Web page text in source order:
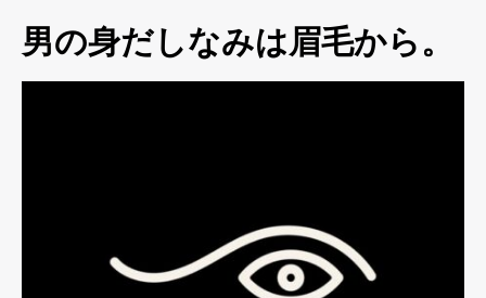
男の身だしなみは眉毛から。